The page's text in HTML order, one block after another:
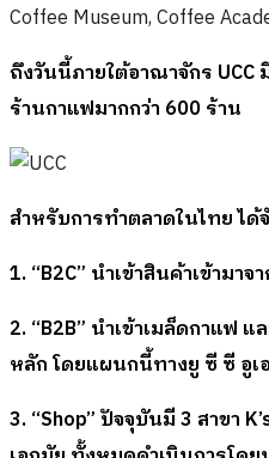
Coffee Museum, Coffee
ถึงวันนี้ภายใต้อาณาจักร​
ร้านกาแฟมากกว่า 600 ร้าน
สำหรับการทำตลาดในไทย ไ
1.“B2C” นำเข้าสินค้าเข้าม
2. “B2B” นำเข้าเมล็ดกาแ
หลัก โดยแผนกนี้ทางยู ซี ซี อู
3. “Shop” ปัจจุบันมี 3 สาขา